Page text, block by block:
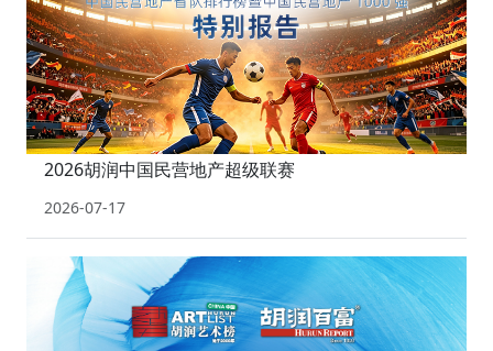
2026胡润中国民营地产超级联赛
2026-07-17